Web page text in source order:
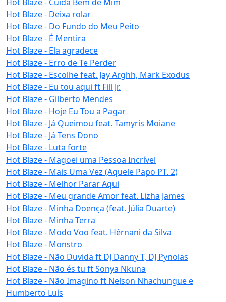
Hot Blaze - Deixa rolar
Hot Blaze - Do Fundo do Meu Peito
Hot Blaze - É Mentira
Hot Blaze - Ela agradece
Hot Blaze - Erro de Te Perder
Hot Blaze - Escolhe feat. Jay Arghh, Mark Exodus
Hot Blaze - Eu tou aqui ft Fill Jr.
Hot Blaze - Gilberto Mendes
Hot Blaze - Hoje Eu Tou a Pagar
Hot Blaze - Já Queimou feat. Tamyris Moiane
Hot Blaze - Já Tens Dono
Hot Blaze - Luta forte
Hot Blaze - Magoei uma Pessoa Incrível
Hot Blaze - Mais Uma Vez (Aquele Papo PT. 2)
Hot Blaze - Melhor Parar Aqui
Hot Blaze - Meu grande Amor feat. Lizha James
Hot Blaze - Minha Doença (feat. Júlia Duarte)
Hot Blaze - Minha Terra
Hot Blaze - Modo Voo feat. Hêrnani da Silva
Hot Blaze - Monstro
Hot Blaze - Não Duvida ft DJ Danny T, DJ Pynolas
Hot Blaze - Não és tu ft Sonya Nkuna
Hot Blaze - Não Imagino ft Nelson Nhachungue e
Humberto Luís